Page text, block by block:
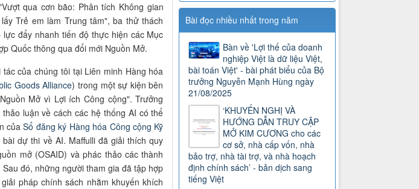
qua cơn bão: Phân tích Không gian
Trẻ em làm Trung tâm", ba thử thách
đẩy nhanh tiến độ thực hiện các Mục
Quốc thông qua đổi mới Nguồn Mở.
của chúng tôi tại Liên minh Hàng hóa
Goods Alliance) trong một sự kiện bên
Mở vì Lợi ích Công cộng". Trưởng
luận về cách các hệ thống AI có thể
củaSổ đăng ký Hàng hóa Công cộng Kỹ
dự thi về AI. Maffulli đã giải thích quy
mở (OSAID) và phác thảo các thành
Sau đó, những người tham gia đã tập hợp
pháp chính sách nhằm khuyến khích
Bài đọc nhiều nhất trong năm
Bàn về 'Lợi thế của doanh
nghiệp Việt là dữ liệu Việt,
bài toán Việt' - bài phát biểu của Bộ
trưởng Nguyễn Mạnh Hùng ngày
21/08/2025
‘KHUYẾN NGHỊ VÀ
HƯỚNG DẪN TRUY CẬP
MỞ KIM CƯƠNG cho các
cơ sở, nhà cấp vốn, nhà
bảo trợ, nhà tài trợ, và nhà hoạch
định chính sách’ - bản dịch sang
tiếng Việt